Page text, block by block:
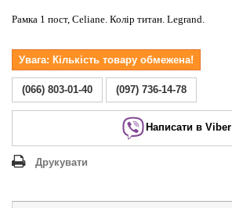
Рамка 1 пост, Celiane. Колір титан. Legrand.
Увага: Кількість товару обмежена!
(066) 803-01-40 (097) 736-14-78
Написати в Viber
Друкувати